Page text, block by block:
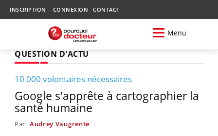
INSCRIPTION CONNEXION CONTACT
Menu
QUESTION D'ACTU
10 000 volontaires nécessaires
Google s'apprête à cartographier la
santé humaine
Par Audrey Vaugrente